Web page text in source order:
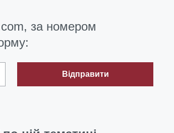
, за номером
Відправити